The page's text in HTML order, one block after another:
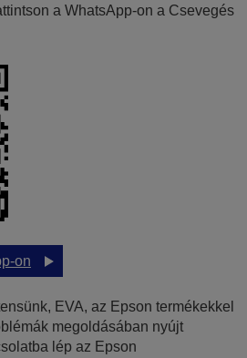
a WhatsApp-on a Csevegés
on
EVA, az Epson termékekkel
megoldásában nyújt
lép az Epson